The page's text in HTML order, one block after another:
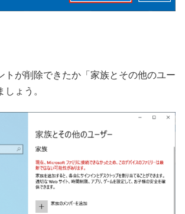
トが削除できたか「家族とその他のユー
ょう。